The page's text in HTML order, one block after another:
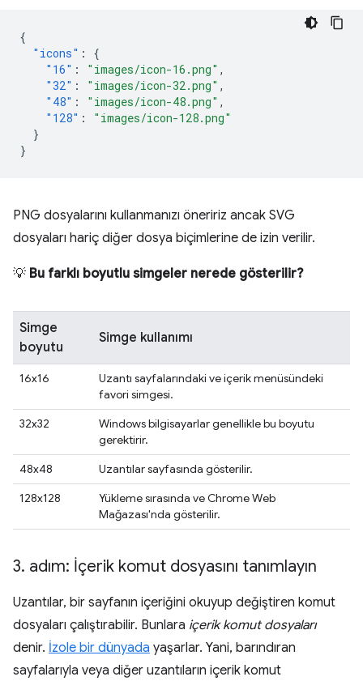
{
"icons" :
{
"16" : "images/icon-16.png" ,
"32" : "images/icon-32.png" ,
"48" : "images/icon-48.png" ,
"128" :
"images/icon-128.png"
}
}
PNG dosyalarını kullanmanızı öneririz ancak SVG
dosyaları hariç diğer dosya biçimlerine de izin verilir.
💡 Bu farklı boyutlu simgeler nerede gösterilir?
Simge
boyutu
Simge kullanımı
16x16
Uzantı sayfalarındaki ve içerik menüsündeki
favori simgesi.
32x32
Windows bilgisayarlar genellikle bu boyutu
gerektirir.
48x48
Uzantılar sayfasında gösterilir.
128x128
Yükleme sırasında ve Chrome Web
Mağazası'nda gösterilir.
3. adım: İçerik komut dosyasını tanımlayın
Uzantılar, bir sayfanın içeriğini okuyup değiştiren komut
dosyaları çalıştırabilir. Bunlara içerik komut dosyaları
denir. İzole bir dünyada yaşarlar. Yani, barındıran
sayfalarıyla veya diğer uzantıların içerik komut